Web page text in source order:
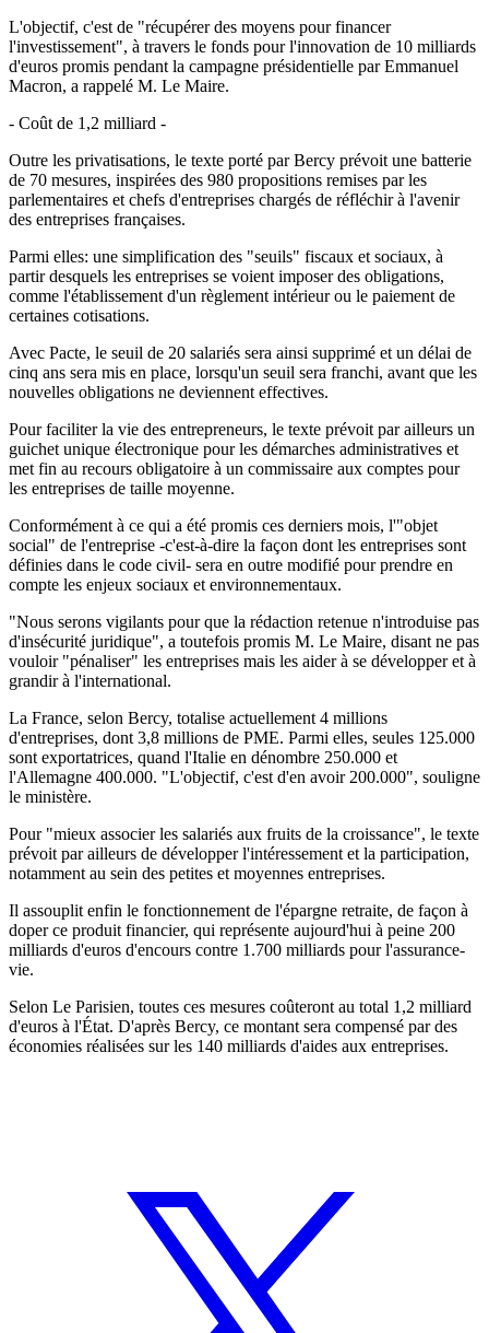
L'objectif, c'est de "récupérer des moyens pour financer
l'investissement", à travers le fonds pour l'innovation de 10 milliards
d'euros promis pendant la campagne présidentielle par Emmanuel
Macron, a rappelé M. Le Maire.
- Coût de 1,2 milliard -
Outre les privatisations, le texte porté par Bercy prévoit une batterie
de 70 mesures, inspirées des 980 propositions remises par les
parlementaires et chefs d'entreprises chargés de réfléchir à l'avenir
des entreprises françaises.
Parmi elles: une simplification des "seuils" fiscaux et sociaux, à
partir desquels les entreprises se voient imposer des obligations,
comme l'établissement d'un règlement intérieur ou le paiement de
certaines cotisations.
Avec Pacte, le seuil de 20 salariés sera ainsi supprimé et un délai de
cinq ans sera mis en place, lorsqu'un seuil sera franchi, avant que les
nouvelles obligations ne deviennent effectives.
Pour faciliter la vie des entrepreneurs, le texte prévoit par ailleurs un
guichet unique électronique pour les démarches administratives et
met fin au recours obligatoire à un commissaire aux comptes pour
les entreprises de taille moyenne.
Conformément à ce qui a été promis ces derniers mois, l'"objet
social" de l'entreprise -c'est-à-dire la façon dont les entreprises sont
définies dans le code civil- sera en outre modifié pour prendre en
compte les enjeux sociaux et environnementaux.
"Nous serons vigilants pour que la rédaction retenue n'introduise pas
d'insécurité juridique", a toutefois promis M. Le Maire, disant ne pas
vouloir "pénaliser" les entreprises mais les aider à se développer et à
grandir à l'international.
La France, selon Bercy, totalise actuellement 4 millions
d'entreprises, dont 3,8 millions de PME. Parmi elles, seules 125.000
sont exportatrices, quand l'Italie en dénombre 250.000 et
l'Allemagne 400.000. "L'objectif, c'est d'en avoir 200.000", souligne
le ministère.
Pour "mieux associer les salariés aux fruits de la croissance", le texte
prévoit par ailleurs de développer l'intéressement et la participation,
notamment au sein des petites et moyennes entreprises.
Il assouplit enfin le fonctionnement de l'épargne retraite, de façon à
doper ce produit financier, qui représente aujourd'hui à peine 200
milliards d'euros d'encours contre 1.700 milliards pour l'assurance-
vie.
Selon Le Parisien, toutes ces mesures coûteront au total 1,2 milliard
d'euros à l'État. D'après Bercy, ce montant sera compensé par des
économies réalisées sur les 140 milliards d'aides aux entreprises.